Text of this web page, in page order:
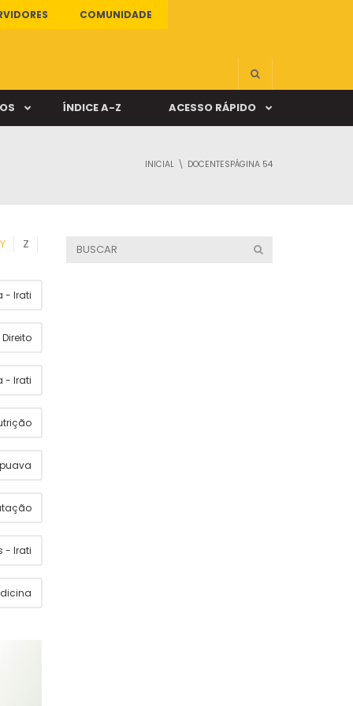
COMUNIDADE
ÍNDICE A-Z ACESSO RÁPIDO
INICIAL DOCENTESPÁGINA 54
Y Z
- Irati
Direito
- Irati
- Irati